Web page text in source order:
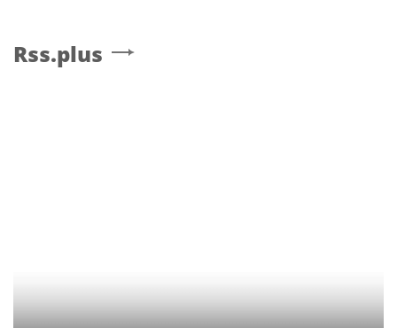
Rss.plus